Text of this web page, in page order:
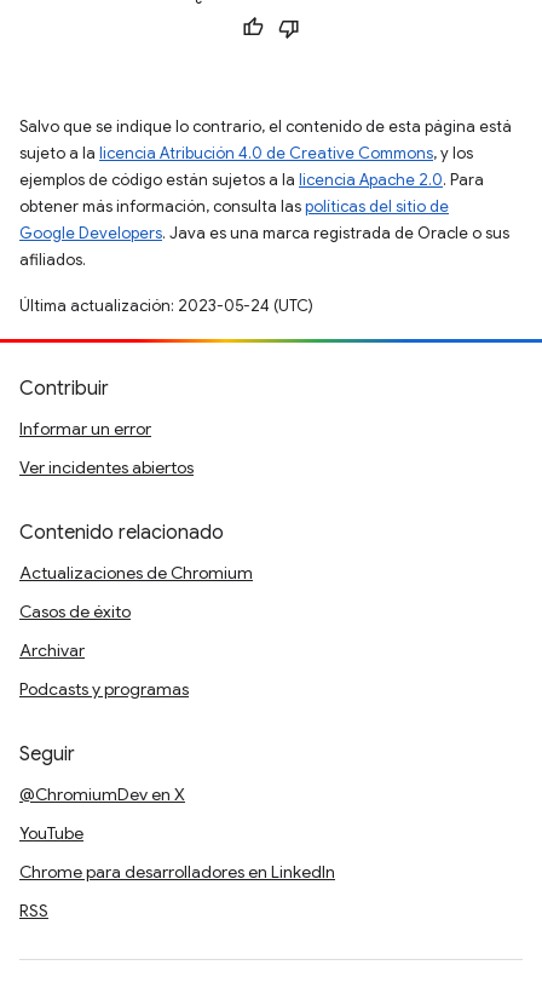
Salvo que se indique lo contrario, el contenido de esta página está
sujeto a la licencia Atribución 4.0 de Creative Commons, y los
ejemplos de código están sujetos a la licencia Apache 2.0. Para
obtener más información, consulta laspolíticas del sitio de
Google Developers. Java es una marca registrada de Oracle o sus
afiliados.
Última actualización: 2023-05-24 (UTC)
Contribuir
Informar un error
Ver incidentes abiertos
Contenido relacionado
Actualizaciones de Chromium
Casos de éxito
Archivar
Podcasts y programas
Seguir
@ChromiumDev en X
YouTube
Chrome para desarrolladores en LinkedIn
RSS